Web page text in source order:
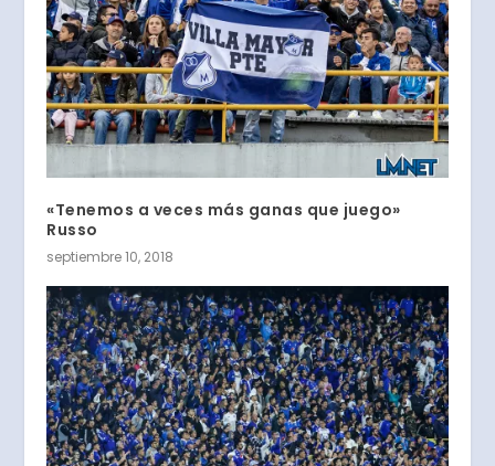
«Tenemos a veces más ganas que juego»
Russo
septiembre 10, 2018